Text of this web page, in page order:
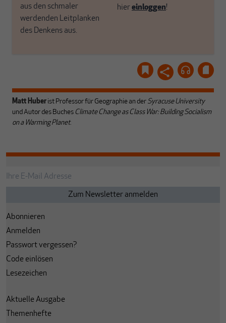
aus den schmaler
werdenden Leitplanken
des Denkens aus.
hiereinloggen!
Matt Huber ist Professor für Geographie an der Syracuse University
und Autor des Buches Climate Change as Class War: Building Socialism
on a Warming Planet.
Abonnieren
Anmelden
Passwort vergessen?
Code einlösen
Lesezeichen
Aktuelle Ausgabe
Themenhefte